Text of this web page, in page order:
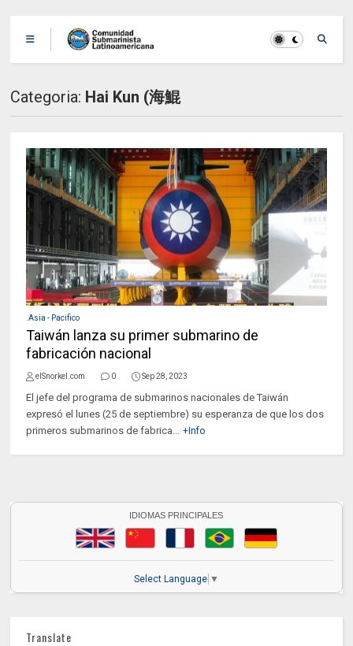
Categoria: Hai Kun (海鯤
.Asia - Pacifico
Taiwán lanza su primer submarino de
fabricación nacional
elSnorkel.com 0 Sep 28, 2023
El jefe del programa de submarinos nacionales de Taiwán
expresó el lunes (25 de septiembre) su esperanza de que los dos
primeros submarinos de fabrica... +Info
IDIOMAS PRINCIPALES
Select Language ▼
Translate